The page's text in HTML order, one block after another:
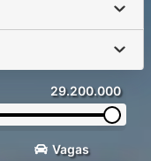
29.200.000
Vagas